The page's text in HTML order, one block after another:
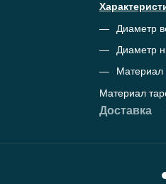
Диаметр
Диаметр
Материал
Материал
Доставка